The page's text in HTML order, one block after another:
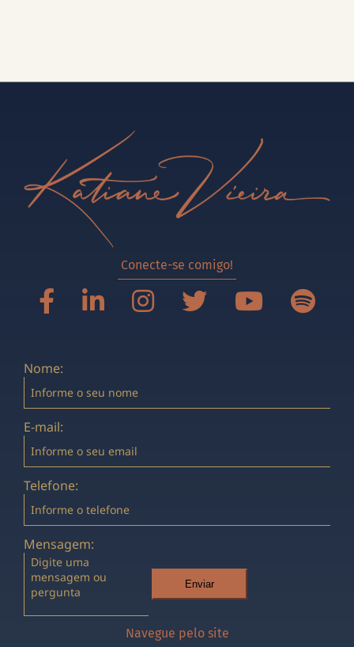
Conecte-se comigo!
Nome:
E-mail:
Telefone:
Mensagem:
Enviar
Navegue pelo site